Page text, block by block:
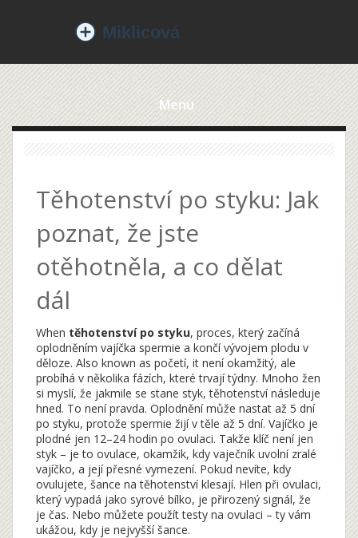
Menu
Těhotenství po styku: Jak
poznat, že jste
otěhotněla, a co dělat
dál
When těhotenství po styku, proces, který začíná
oplodněním vajíčka spermie a končí vývojem plodu v
děloze. Also known as početí, it není okamžitý, ale
probíhá v několika fázích, které trvají týdny. Mnoho žen
si myslí, že jakmile se stane styk, těhotenství následuje
hned. To není pravda. Oplodnění může nastat až 5 dní
po styku, protože spermie žijí v těle až 5 dní. Vajíčko je
plodné jen 12–24 hodin po ovulaci. Takže klíč není jen
styk – je to ovulace, okamžik, kdy vaječník uvolní zralé
vajíčko, a její přesné vymezení. Pokud nevíte, kdy
ovulujete, šance na těhotenství klesají. Hlen při ovulaci,
který vypadá jako syrové bílko, je přirozený signál, že
je čas. Nebo můžete použít testy na ovulaci – ty vám
ukážou, kdy je nejvyšší šance.